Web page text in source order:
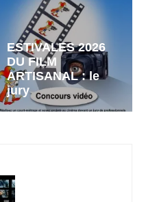
ESTIVALES 2026
DU FILM
ARTISANAL : le
jury